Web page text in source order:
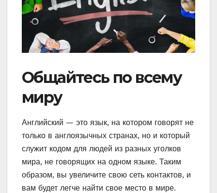
Общайтесь по всему
миру
Английский — это язык, на котором говорят не
только в англоязычных странах, но и который
служит кодом для людей из разных уголков
мира, не говорящих на одном языке. Таким
образом, вы увеличите свою сеть контактов, и
вам будет легче найти свое место в мире.